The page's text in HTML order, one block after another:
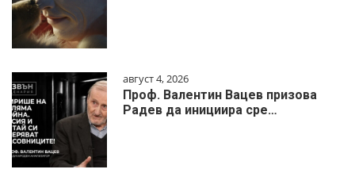
август 4, 2026
Проф. Валентин Вацев призова
Радев да инициира сре…